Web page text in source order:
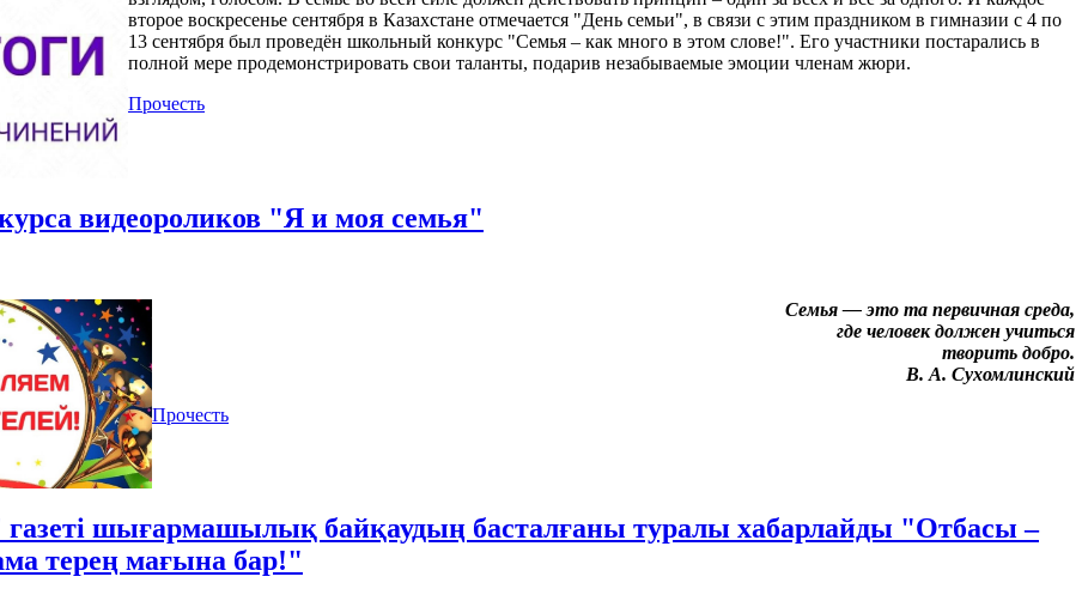
второе воскресенье сентября в Казахстане отмечается "День семьи", в связи с этим праздником в гимназии с 4 по
13 сентября был проведён школьный конкурс "Семья – как много в этом слове!". Его участники постарались в
полной мере продемонстрировать свои таланты, подарив незабываемые эмоции членам жюри.
Прочесть
видеороликов "Я и моя семья"
Семья — это та первичная среда,
где человек должен учиться
творить добро.
В. А. Сухомлинский
Прочесть
газеті шығармашылық байқаудың басталғаны туралы хабарлайды "Отбасы –
терең мағына бар!"